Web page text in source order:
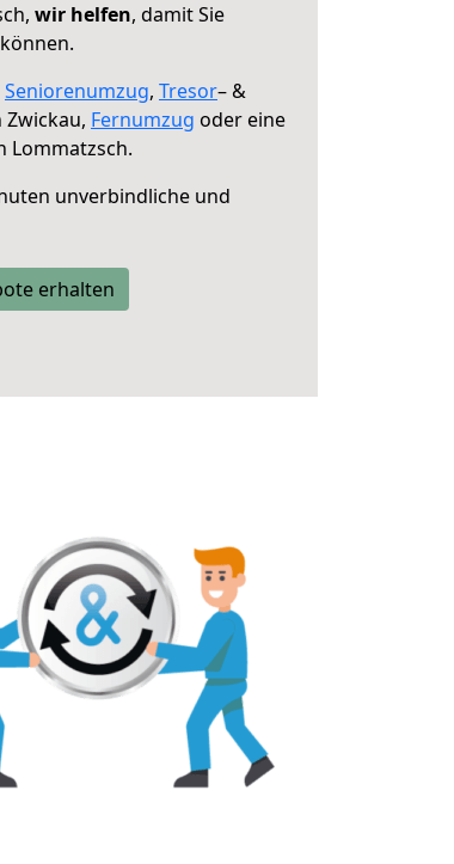
wir helfen, damit Sie
Seniorenumzug, Tresor– &
Zwickau, Fernumzug oder eine
Lommatzsch.
unverbindliche und
erhalten